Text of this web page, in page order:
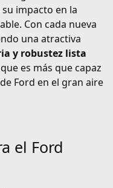
impacto en la
Con cada nueva
una atractiva
y robustez lista
es más que capaz
Ford en el gran aire
el Ford